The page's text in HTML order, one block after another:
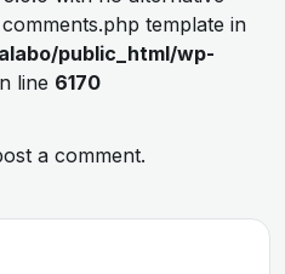
template in
public_html/wp-
line 6170
a comment.